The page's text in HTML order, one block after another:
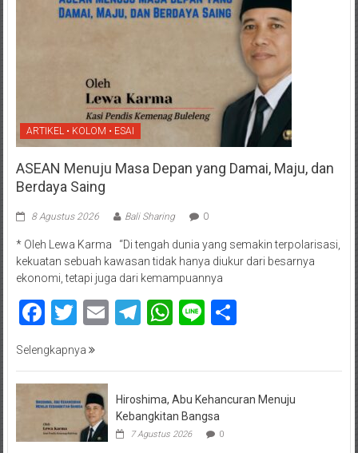
ARTIKEL • KOLOM • ESAI
ASEAN Menuju Masa Depan yang Damai, Maju, dan
Berdaya Saing
8 Agustus 2026 Bali Sharing 0
* Oleh Lewa Karma “Di tengah dunia yang semakin terpolarisasi,
kekuatan sebuah kawasan tidak hanya diukur dari besarnya
ekonomi, tetapi juga dari kemampuannya
Facebook
Twitter
EmailTelegram
WhatsApp
Line
Selengkapnya
Hiroshima, Abu Kehancuran Menuju
Kebangkitan Bangsa
7 Agustus 2026 0